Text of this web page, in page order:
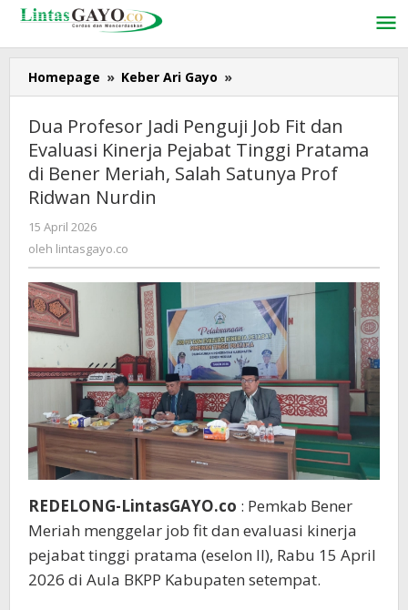
Lewati
konten
Homepage » Keber Ari Gayo »
Profesor
Penguji
Job
Fit
Tinggi
Pratama
di
Bener
Meriah,
Salah
Satunya
Prof
Ridwan
Nurdin
Dua Profesor Jadi Penguji Job Fit dan
Evaluasi Kinerja Pejabat Tinggi Pratama
di Bener Meriah, Salah Satunya Prof
Ridwan Nurdin
15 April 2026
lintasgayo.co
oleh lintasgayo.co
REDELONG-LintasGAYO.co : Pemkab Bener
Meriah menggelar job fit dan evaluasi kinerja
pejabat tinggi pratama (eselon II), Rabu 15 April
2026 di Aula BKPP Kabupaten setempat.